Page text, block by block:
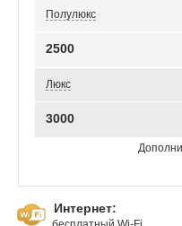
Полулюкс
2500
Люкс
3000
Интернет:
бесплатный Wi-Fi